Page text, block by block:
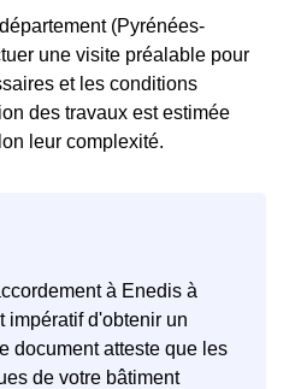
(Pyrénées-
une visite préalable pour
et les conditions
des travaux est estimée
leur complexité.
à Enedis à
impératif d'obtenir un
document atteste que les
de votre bâtiment